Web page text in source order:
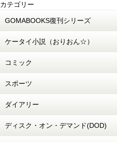
カテゴリー
GOMABOOKS復刊シリーズ
ケータイ小説（おりおん☆）
コミック
スポーツ
ダイアリー
ディスク・オン・デマンド(DOD)